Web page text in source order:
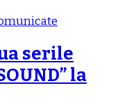
serile
la